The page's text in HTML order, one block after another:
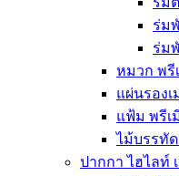
ร่ม
ร่ม
หมวก พรี
แผ่นรองเ
แฟ้ม พรีเ
ไม้บรรทั
ปากกา ไฮไลท์